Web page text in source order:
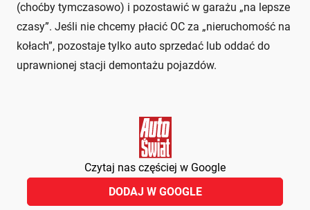
(choćby tymczasowo) i pozostawić w garażu „na lepsze
czasy”. Jeśli nie chcemy płacić OC za „nieruchomość na
kołach”, pozostaje tylko auto sprzedać lub oddać do
uprawnionej stacji demontażu pojazdów.
Czytaj nas częściej w Google
DODAJ W GOOGLE